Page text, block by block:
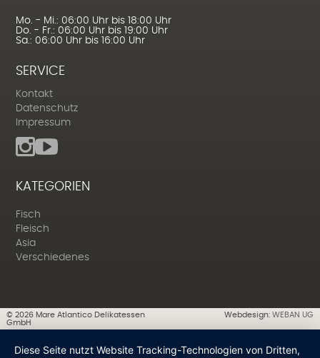
Mo. - Mi.: 06:00 Uhr bis 18:00 Uhr
Do. - Fr.: 06:00 Uhr bis 19:00 Uhr
Sa.: 06:00 Uhr bis 16:00 Uhr
SERVICE
Kontakt
Datenschutz
Impressum
KATEGORIEN
Fisch
Fleisch
Asia
Verschiedenes
© 2026Mare Atlantico Delikatessen
GmbH
Webdesign:WEBAN UG
Diese Seite nutzt Website Tracking-Technologien von Dritten,